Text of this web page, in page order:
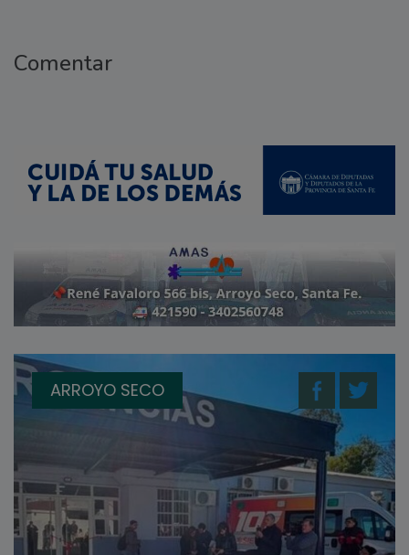
Comentar
ARROYO SECO